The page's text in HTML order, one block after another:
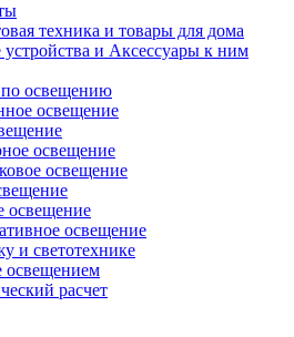
техника и товары для дома
и Аксессуары к ним
освещению
освещение
освещение
освещение
освещение
освещение
и светотехнике
освещением
расчет